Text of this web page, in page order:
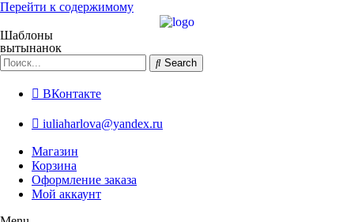
Перейти к содержимому
Шаблоны
вытынанок
Search
ВКонтакте
iuliaharlova@yandex.ru
Магазин
Корзина
Оформление заказа
Мой аккаунт